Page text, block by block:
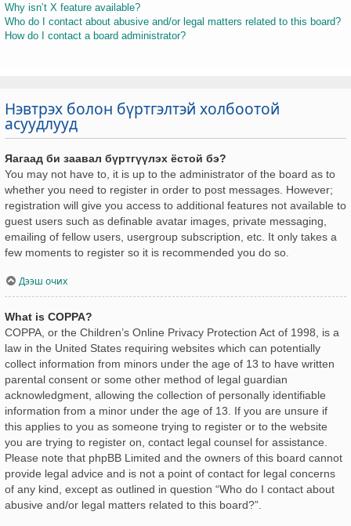
Why isn’t X feature available?
Who do I contact about abusive and/or legal matters related to this board?
How do I contact a board administrator?
Нэвтрэх болон бүртгэлтэй холбоотой
асуудлууд
Яагаад би заавал бүртгүүлэх ёстой бэ?
You may not have to, it is up to the administrator of the board as to
whether you need to register in order to post messages. However;
registration will give you access to additional features not available to
guest users such as definable avatar images, private messaging,
emailing of fellow users, usergroup subscription, etc. It only takes a
few moments to register so it is recommended you do so.
Дээш очих
What is COPPA?
COPPA, or the Children’s Online Privacy Protection Act of 1998, is a
law in the United States requiring websites which can potentially
collect information from minors under the age of 13 to have written
parental consent or some other method of legal guardian
acknowledgment, allowing the collection of personally identifiable
information from a minor under the age of 13. If you are unsure if
this applies to you as someone trying to register or to the website
you are trying to register on, contact legal counsel for assistance.
Please note that phpBB Limited and the owners of this board cannot
provide legal advice and is not a point of contact for legal concerns
of any kind, except as outlined in question “Who do I contact about
abusive and/or legal matters related to this board?”.